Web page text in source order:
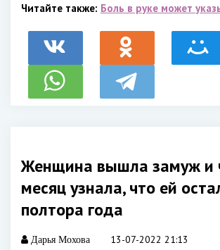
Читайте также: Боль в руке может
Женщина вышла замуж и
месяц узнала, что ей
полтора года
Дарья Мохова 13-07-2022 21:13